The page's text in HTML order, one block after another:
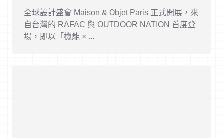
全球設計盛會 Maison & Objet Paris 正式開展，來
自台灣的 RAFAC 與 OUTDOOR NATION 首度登
場，即以「機能 × ...